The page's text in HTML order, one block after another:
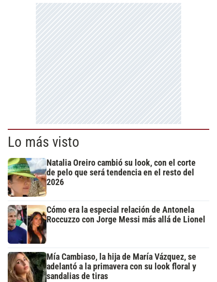
Lo más visto
Natalia Oreiro cambió su look, con el corte
de pelo que será tendencia en el resto del
2026
Cómo era la especial relación de Antonela
Roccuzzo con Jorge Messi más allá de Lionel
Mía Cambiaso, la hija de María Vázquez, se
adelantó a la primavera con su look floral y
sandalias de tiras